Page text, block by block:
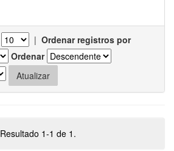
| Ordenar registros por
Ordenar
Resultado 1-1 de 1.